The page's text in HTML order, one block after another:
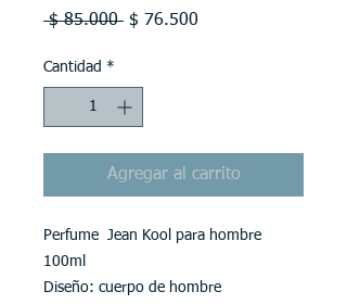
$ 85.000 Precio
$ 76.500
Cantidad *
Agregar al carrito
Perfume Jean Kool para hombre
100ml
Diseño: cuerpo de hombre